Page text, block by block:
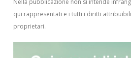
Nella pubblicazione non si intende
qui rappresentati e i tutti i diritti
proprietari.